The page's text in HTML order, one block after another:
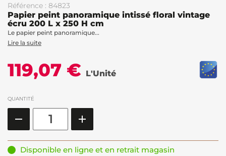
Référence : 84823
Papier peint panoramique intissé floral vintage
écru 200 L x 250 H cm
Le papier peint panoramique...
Lire la suite
119,07 € L'Unité
QUANTITÉ
Disponible en ligne et en retrait magasin